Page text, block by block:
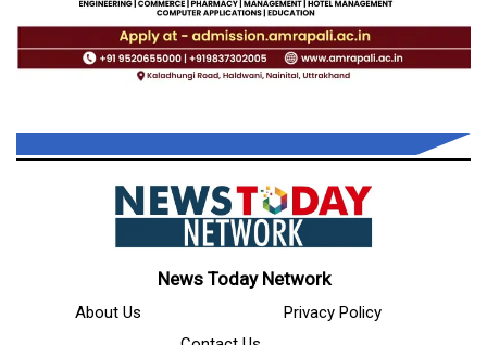
News Today Network
About Us
Privacy Policy